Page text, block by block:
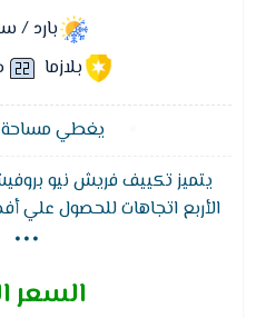
بارد /
بلازما
يغطي مساحة 12 متر²
يتميز تكييف فريش نيو
الأربع اتجاهات للحصول علي
...
السعر